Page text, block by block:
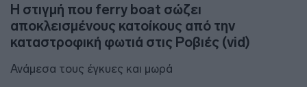
Η στιγμή που ferry boat σώζει
αποκλεισμένους κατοίκους από την
καταστροφική φωτιά στις Ροβιές (vid)
Ανάμεσα τους έγκυες και μωρά